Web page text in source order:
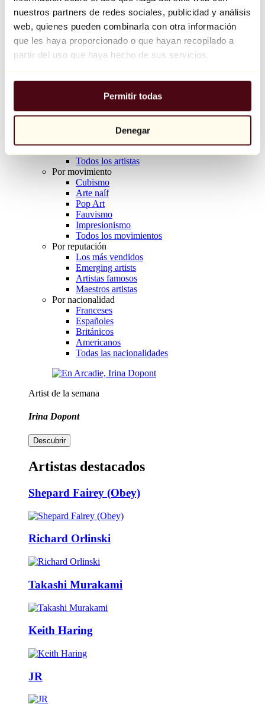
nuestros partners de redes sociales, publicidad y análisis
web, quienes pueden combinarla con otra información
que les haya proporcionado o que hayan recopilado a
partir del uso que haya hecho de sus servicios.
Permitir todas
Denegar
Balloon Dog (Orange)
Jeff Koons
10.000 €
Explorar
Todos los escultores
Todos los fotógrafos
Todos los artistas
Por movimiento
Cubismo
Arte naíf
Pop Art
Fauvismo
Impresionismo
Todos los movimientos
Por reputación
Los más vendidos
Emerging artists
Artistas famosos
Maestros artistas
Por nacionalidad
Franceses
Españoles
Británicos
Americanos
Todas las nacionalidades
Artist de la semana
Irina Dopont
Descubrir
Artistas destacados
Shepard Fairey (Obey)
Richard Orlinski
Takashi Murakami
Keith Haring
JR